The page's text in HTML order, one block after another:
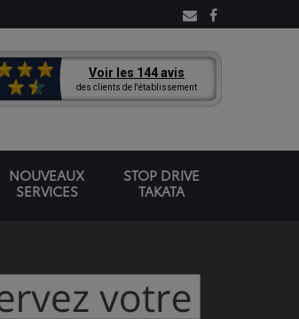
NOUVEAUX
SERVICES
STOP DRIVE
TAKATA